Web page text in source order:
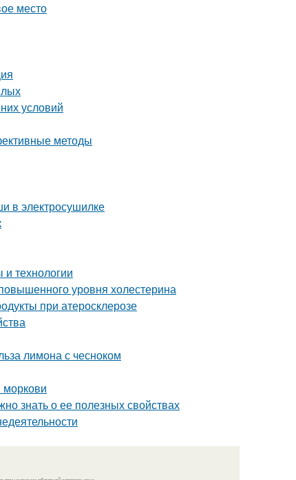
место
условий
методы
в электросушилке
технологии
уровня холестерина
при атеросклерозе
лимона с чесноком
моркови
знать о ее полезных свойствах